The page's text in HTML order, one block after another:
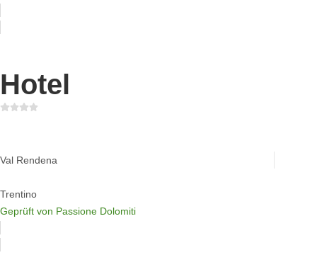
Hotel
Val Rendena
Trentino
Geprüft von Passione Dolomiti